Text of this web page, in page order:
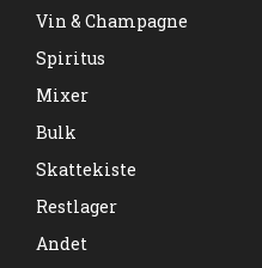
Vin & Champagne
Spiritus
Mixer
Bulk
Skattekiste
Restlager
Andet